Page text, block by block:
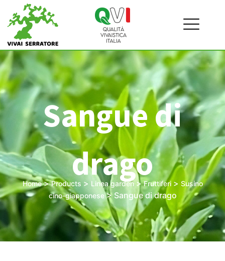
Sangue di
drago
Home>Products > Linea garden>Fruttiferi> Susino
cino-giapponese> Sangue di drago